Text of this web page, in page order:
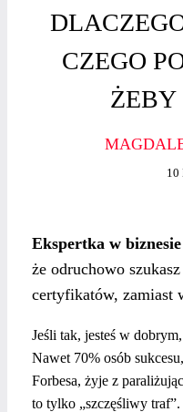
CZEGO
ŻEBY
10
Ekspertka w biznesie
że odruchowo
certyfikatów, zamiast
Jeśli tak, jesteś w
Nawet 70% osób
Forbesa, żyje z
to tylko „szczęśliwy traf”.